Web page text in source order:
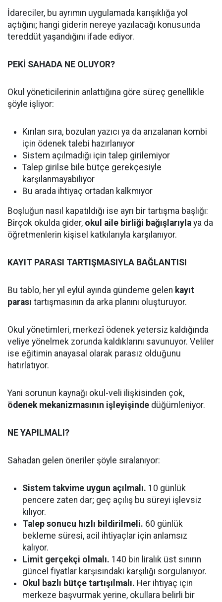
İdareciler, bu ayrımın uygulamada karışıklığa yol
açtığını; hangi giderin nereye yazılacağı konusunda
tereddüt yaşandığını ifade ediyor.
PEKİ SAHADA NE OLUYOR?
Okul yöneticilerinin anlattığına göre süreç genellikle
şöyle işliyor:
Kırılan sıra, bozulan yazıcı ya da arızalanan kombi
için ödenek talebi hazırlanıyor
Sistem açılmadığı için talep girilemiyor
Talep girilse bile bütçe gerekçesiyle
karşılanmayabiliyor
Bu arada ihtiyaç ortadan kalkmıyor
Boşluğun nasıl kapatıldığı ise ayrı bir tartışma başlığı:
Birçok okulda gider, okul aile birliği bağışlarıyla ya da
öğretmenlerin kişisel katkılarıyla karşılanıyor.
KAYIT PARASI TARTIŞMASIYLA BAĞLANTISI
Bu tablo, her yıl eylül ayında gündeme gelen kayıt
parası tartışmasının da arka planını oluşturuyor.
Okul yönetimleri, merkezî ödenek yetersiz kaldığında
veliye yönelmek zorunda kaldıklarını savunuyor. Veliler
ise eğitimin anayasal olarak parasız olduğunu
hatırlatıyor.
Yani sorunun kaynağı okul-veli ilişkisinden çok,
ödenek mekanizmasının işleyişinde düğümleniyor.
NE YAPILMALI?
Sahadan gelen öneriler şöyle sıralanıyor:
Sistem takvime uygun açılmalı. 10 günlük
pencere zaten dar; geç açılış bu süreyi işlevsiz
kılıyor.
Talep sonucu hızlı bildirilmeli. 60 günlük
bekleme süresi, acil ihtiyaçlar için anlamsız
kalıyor.
Limit gerçekçi olmalı. 140 bin liralık üst sınırın
güncel fiyatlar karşısındaki karşılığı sorgulanıyor.
Okul bazlı bütçe tartışılmalı. Her ihtiyaç için
merkeze başvurmak yerine, okullara belirli bir